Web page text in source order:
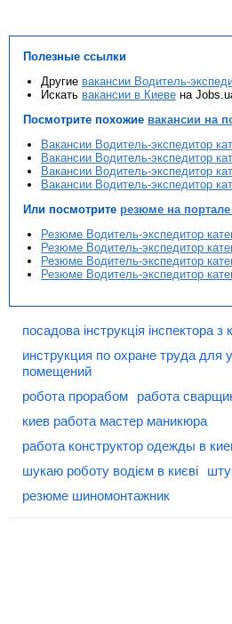
Полезные ссылки
Другие вакансии Водитель-
Искать вакансии в Киеве на
Посмотрите похожие вакансии на
Вакансии Водитель-экспедитор
Вакансии Водитель-экспедитор
Вакансии Водитель-экспедитор
Вакансии Водитель-экспедитор
Или посмотрите резюме на
Резюме Водитель-экспедитор
Резюме Водитель-экспедитор
Резюме Водитель-экспедитор
Резюме Водитель-экспедитор
посадова інструкція інспектора з
инструкция по охране труда
помещений
робота прорабом
работа
киев работа мастер маникюра
работа конструктор одежды в
шукаю роботу водієм в києві
резюме шиномонтажник